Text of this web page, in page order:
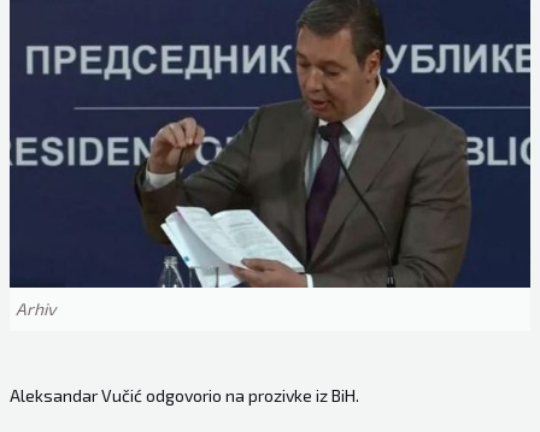
Arhiv
Aleksandar Vučić odgovorio na prozivke iz BiH.